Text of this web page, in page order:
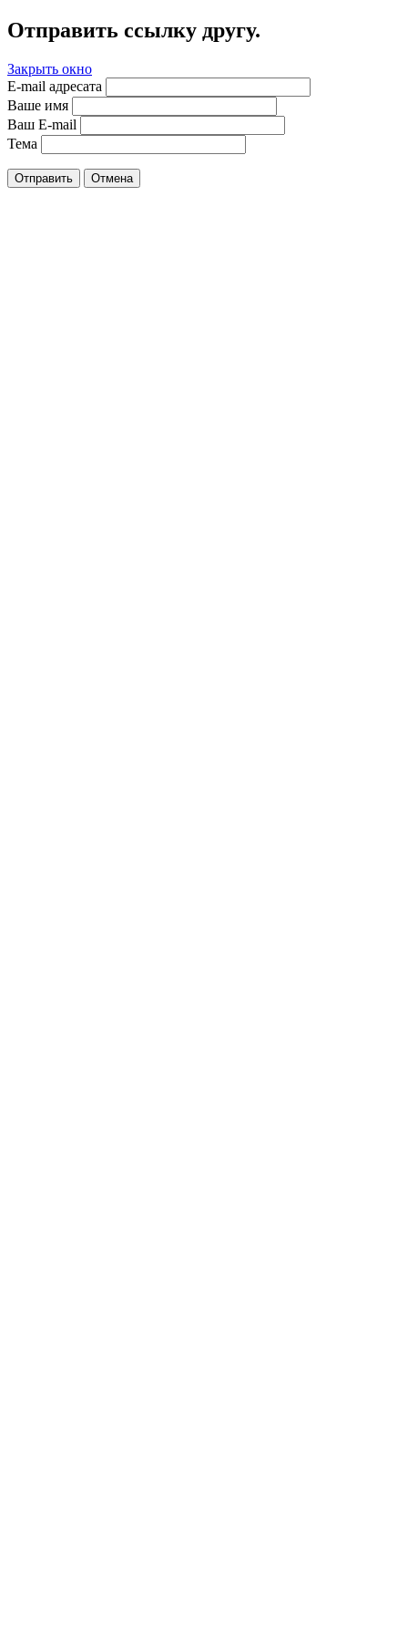
Отправить ссылку другу.
Закрыть окно
E-mail адресата
Ваше имя
Ваш E-mail
Тема
Отправить Отмена